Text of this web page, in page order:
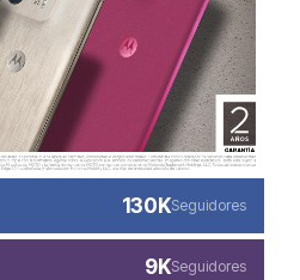
130KSeguidores
9KSeguidores